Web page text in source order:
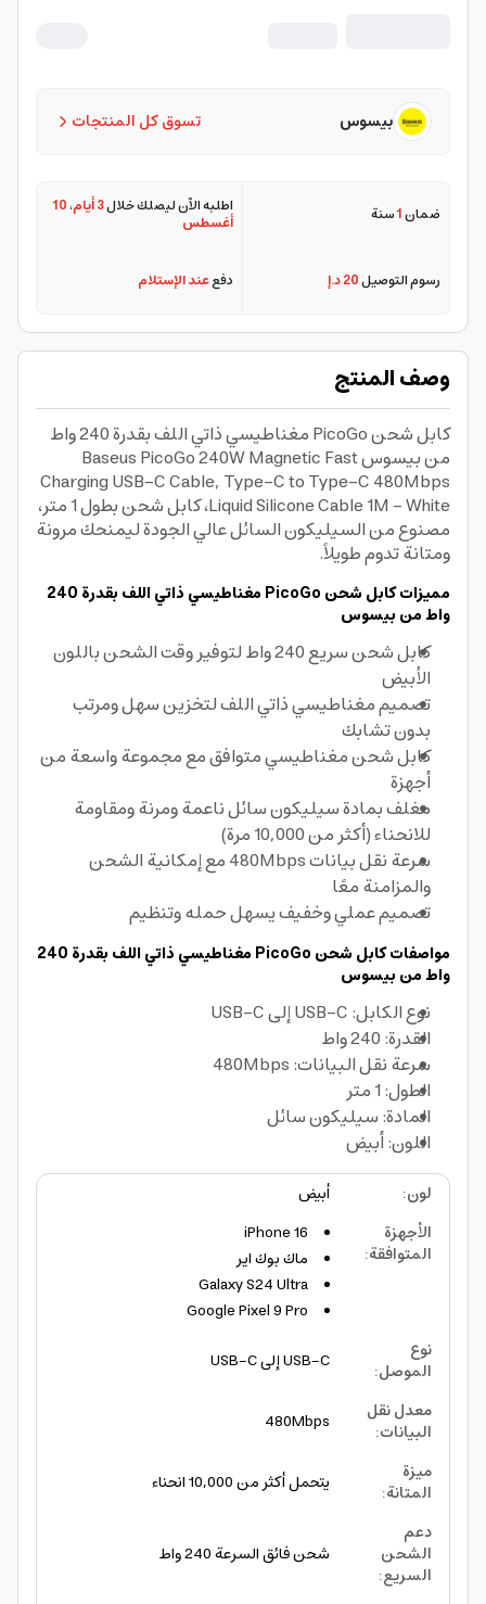
تسوق كل المنتجات بيسوس
ضمان1سنة اطلبه الآن ليصلك خلال3 أيام ،10
أغسطس
رسوم التوصيل20 د.إ دفععند الإستلام
وصف المنتج
كابل شحن PicoGo مغناطيسي ذاتي اللف بقدرة 240 واط
من بيسوس Baseus PicoGo 240W Magnetic Fast
Charging USB-C Cable, Type-C to Type-C 480Mbps
Liquid Silicone Cable 1M - White، كابل شحن بطول 1 متر،
مصنوع من السيليكون السائل عالي الجودة ليمنحك مرونة
ومتانة تدوم طويلاً.
مميزات كابل شحن PicoGo مغناطيسي ذاتي اللف بقدرة 240
واط من بيسوس
كابل شحن سريع 240 واط لتوفير وقت الشحن باللون
الأبيض
تصميم مغناطيسي ذاتي اللف لتخزين سهل ومرتب
بدون تشابك
كابل شحن مغناطيسي متوافق مع مجموعة واسعة من
أجهزة
مغلف بمادة سيليكون سائل ناعمة ومرنة ومقاومة
للانحناء (أكثر من 10,000 مرة)
سرعة نقل بيانات 480Mbps مع إمكانية الشحن
والمزامنة معًا
تصميم عملي وخفيف يسهل حمله وتنظيم
مواصفات كابل شحن PicoGo مغناطيسي ذاتي اللف بقدرة 240
واط من بيسوس
نوع الكابل: USB-C إلى USB-C
القدرة: 240 واط
سرعة نقل البيانات: 480Mbps
الطول: 1 متر
المادة: سيليكون سائل
اللون: أبيض
لون:
أبيض
الأجهزة
المتوافقة:
iPhone 16
ماك بوك اير
Galaxy S24 Ultra
Google Pixel 9 Pro
نوع
الموصل:
USB-C إلى USB-C
معدل نقل
البيانات:
480Mbps
ميزة
المتانة:
يتحمل أكثر من 10,000 انحناء
دعم
الشحن
السريع:
شحن فائق السرعة 240 واط